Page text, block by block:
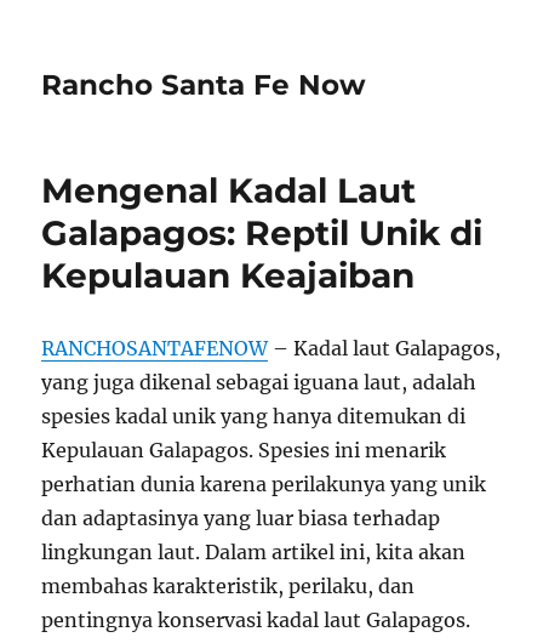
Rancho Santa Fe Now
Mengenal Kadal Laut
Galapagos: Reptil Unik di
Kepulauan Keajaiban
RANCHOSANTAFENOW– Kadal laut Galapagos,
yang juga dikenal sebagai iguana laut, adalah
spesies kadal unik yang hanya ditemukan di
Kepulauan Galapagos. Spesies ini menarik
perhatian dunia karena perilakunya yang unik
dan adaptasinya yang luar biasa terhadap
lingkungan laut. Dalam artikel ini, kita akan
membahas karakteristik, perilaku, dan
pentingnya konservasi kadal laut Galapagos.